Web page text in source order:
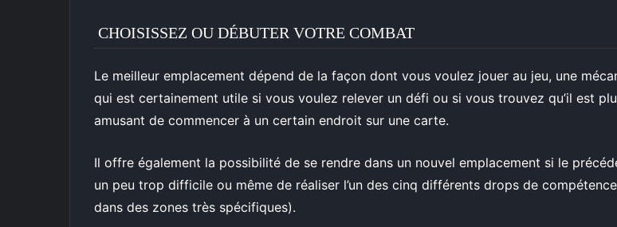
CHOISISSEZ OU DÉBUTER VOTRE COMBAT
Le meilleur emplacement dépend de la façon dont vous voulez jouer au jeu, une
qui est certainement utile si vous voulez relever un défi ou si vous trouvez qu’il est
amusant de commencer à un certain endroit sur une carte.
Il offre également la possibilité de se rendre dans un nouvel emplacement si le
un peu trop difficile ou même de réaliser l’un des cinq différents drops de
dans des zones très spécifiques).